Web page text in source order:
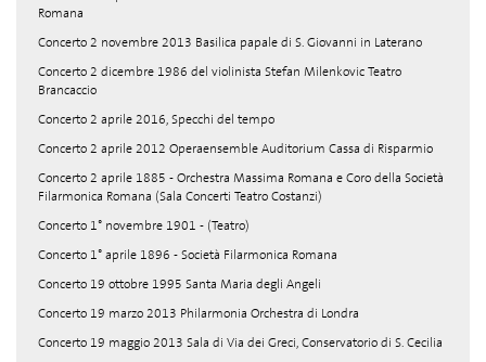
Romana
Concerto 2 novembre 2013 Basilica papale di S. Giovanni in Laterano
Concerto 2 dicembre 1986 del violinista Stefan Milenkovic Teatro
Brancaccio
Concerto 2 aprile 2016, Specchi del tempo
Concerto 2 aprile 2012 Operaensemble Auditorium Cassa di Risparmio
Concerto 2 aprile 1885 - Orchestra Massima Romana e Coro della Società
Filarmonica Romana (Sala Concerti Teatro Costanzi)
Concerto 1° novembre 1901 - (Teatro)
Concerto 1° aprile 1896 - Società Filarmonica Romana
Concerto 19 ottobre 1995 Santa Maria degli Angeli
Concerto 19 marzo 2013 Philarmonia Orchestra di Londra
Concerto 19 maggio 2013 Sala di Via dei Greci, Conservatorio di S. Cecilia